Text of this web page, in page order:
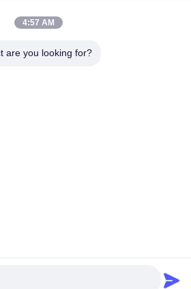
και θάλασσας επίσης
4:57 AM
are you looking for?